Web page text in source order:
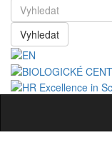
Vyhledat